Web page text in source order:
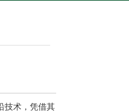
技术，凭借其